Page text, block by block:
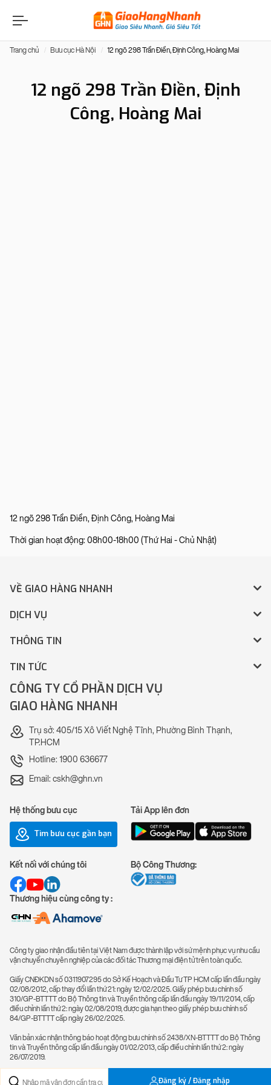
Trang chủ Bưu cục Hà Nội 12 ngõ 298 Trần Điền, Định Công, Hoàng Mai
12 ngõ 298 Trần Điền, Định
Công, Hoàng Mai
12 ngõ 298 Trần Điền, Định Công, Hoàng Mai
Thời gian hoạt động: 08h00-18h00 (Thứ Hai - Chủ Nhật)
VỀ GIAO HÀNG NHANH
DỊCH VỤ
THÔNG TIN
TIN TỨC
CÔNG TY CỔ PHẦN DỊCH VỤ
GIAO HÀNG NHANH
Trụ sở: 405/15 Xô Viết Nghệ Tĩnh, Phường Bình Thạnh,
TP.HCM
Hotline: 1900 636677
Email: cskh@ghn.vn
Hệ thống bưu cục
Tìm bưu cục gần bạn
Tải App lên đơn
Kết nối với chúng tôi
Thương hiệu cùng công ty :
Bộ Công Thương:
Công ty giao nhận đầu tiên tại Việt Nam được thành lập với sứ mệnh phục vụ nhu cầu
vận chuyển chuyên nghiệp của các đối tác Thương mại điện tử trên toàn quốc.
Giấy CNĐKDN số 0311907295 do Sở Kế Hoạch và Đầu Tư TP HCM cấp lần đầu ngày
02/08/2012, cấp thay đổi lần thứ 21: ngày 12/02/2025. Giấy phép bưu chính số
310/GP-BTTTT do Bộ Thông tin và Truyền thông cấp lần đầu ngày 19/11/2014, cấp
điều chỉnh lần thứ 2: ngày 02/08/2019, được gia hạn theo giấy phép bưu chính số
84/GP-BTTTT cấp ngày 26/02/2025.
Văn bản xác nhận thông báo hoạt động bưu chính số 2438/XN-BTTTT do Bộ Thông
tin và Truyền thông cấp lần đầu ngày 01/02/2013, cấp điều chỉnh lần thứ 2: ngày
26/07/2019.
Đăng ký / Đăng nhập